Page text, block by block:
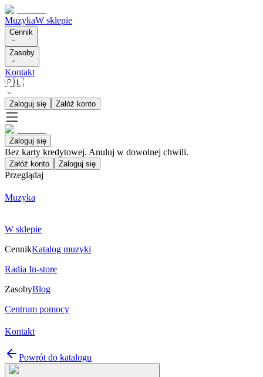
MuzykaW sklepie
Cennik
Zasoby
Kontakt
🇵🇱
Zaloguj się Załóż konto
Zaloguj się
Bez karty kredytowej. Anuluj w dowolnej chwili.
Załóż konto Zaloguj się
Przeglądaj
Muzyka
W sklepie
CennikKatalog muzyki
Radia In-store
ZasobyBlog
Centrum pomocy
Kontakt
Powrót do katalogu